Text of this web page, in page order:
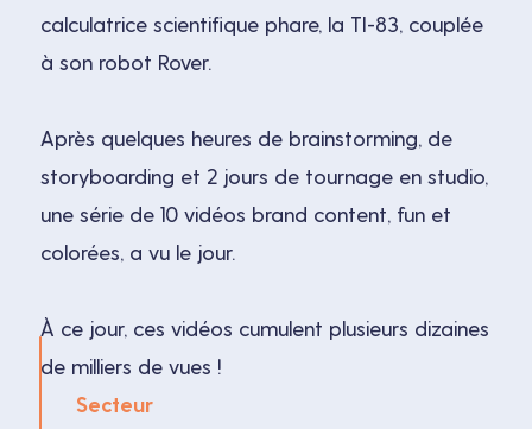
calculatrice scientifique phare, la TI-83, couplée
à son robot Rover.
Après quelques heures de brainstorming, de
storyboarding et 2 jours de tournage en studio,
une série de 10 vidéos brand content, fun et
colorées, a vu le jour.
À ce jour, ces vidéos cumulent plusieurs dizaines
de milliers de vues !
Secteur